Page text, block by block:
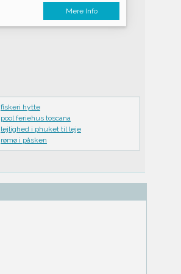
Mere Info
fiskeri hytte
pool feriehus toscana
lejlighed i phuket til leje
rømø i påsken